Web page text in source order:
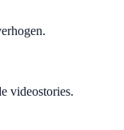
videostories.